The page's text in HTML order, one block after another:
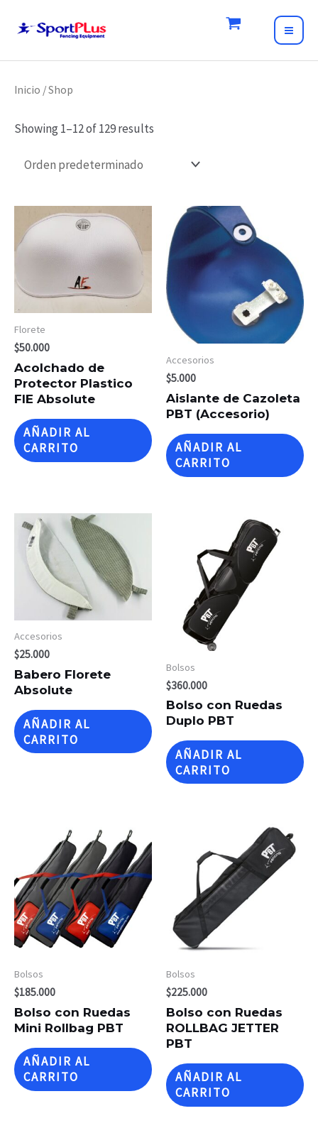
Inicio / Shop
Showing 1–12 of 129 results
Florete
$50.000
Acolchado de
Protector Plastico
FIE Absolute
AÑADIR AL
CARRITO
Accesorios
$5.000
Aislante de Cazoleta
PBT (Accesorio)
AÑADIR AL
CARRITO
Accesorios
$25.000
Babero Florete
Absolute
AÑADIR AL
CARRITO
Bolsos
$360.000
Bolso con Ruedas
Duplo PBT
AÑADIR AL
CARRITO
Bolsos
$185.000
Bolso con Ruedas
Mini Rollbag PBT
AÑADIR AL
CARRITO
Bolsos
$225.000
Bolso con Ruedas
ROLLBAG JETTER
PBT
AÑADIR AL
CARRITO